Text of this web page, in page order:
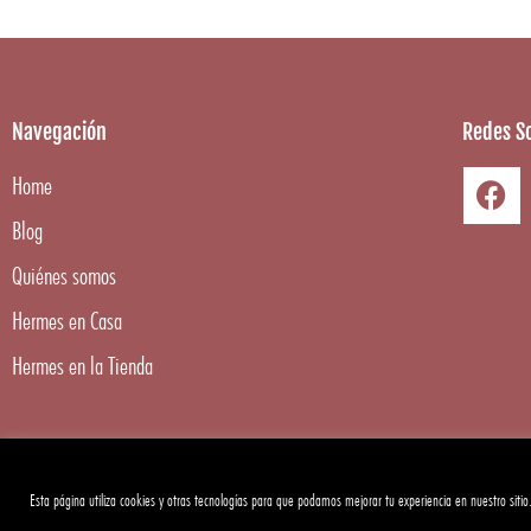
Esta página utiliza cookies y otras tecnologías para que podamos mejorar tu experiencia en nuestro sitio.
Navegación
Home
Blog
Quiénes somos
Hermes en Casa
Hermes en la Tienda
Redes
Copyright ©2026